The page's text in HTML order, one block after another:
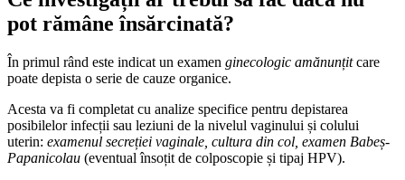
pot rămâne însărcinată?
În primul rând este indicat un examen ginecologic amănunțitcare
poate depista o serie de cauze organice.
Acesta va fi completat cu analize specifice pentru depistarea
posibilelor infecții sau leziuni de la nivelul vaginului și colului
uterin: examenul secreției vaginale, cultura din col, examen Babeș-
Papanicolau (eventual însoțit de colposcopie și tipaj HPV).